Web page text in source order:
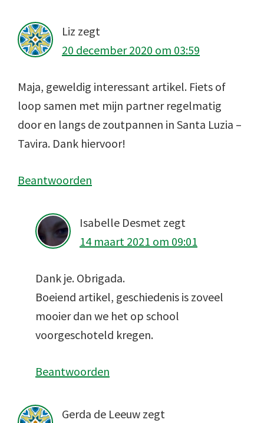
Liz zegt
20 december 2020 om 03:59
Maja, geweldig interessant artikel. Fiets of
loop samen met mijn partner regelmatig
door en langs de zoutpannen in Santa Luzia –
Tavira. Dank hiervoor!
Beantwoorden
Isabelle Desmet zegt
14 maart 2021 om 09:01
Dank je. Obrigada.
Boeiend artikel, geschiedenis is zoveel
mooier dan we het op school
voorgeschoteld kregen.
Beantwoorden
Gerda de Leeuw zegt